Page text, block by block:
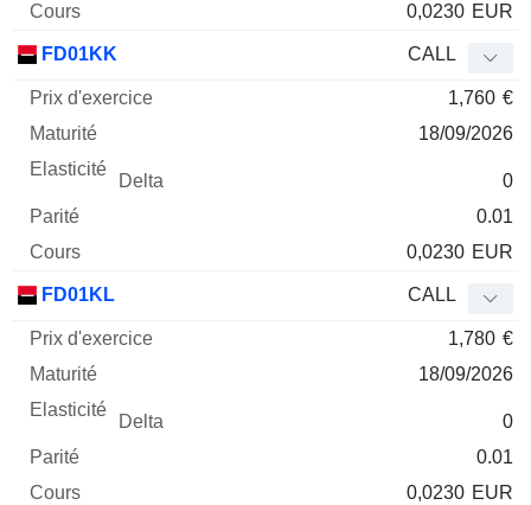
0,0230 EUR
FD01KK CALL
1,760 €
18/09/2026
0
0.01
0,0230 EUR
FD01KL CALL
1,780 €
18/09/2026
0
0.01
0,0230 EUR